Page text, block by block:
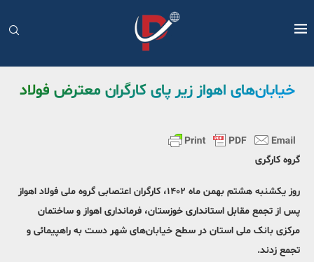
خیابان‌های اهواز زیر پای کارگران معترض فولاد
گروه کارگری
روز یکشنبه هشتم بهمن ماه ۱۴۰۲، کارگران اعتصابی گروه ملی فولاد اهواز
پس از تجمع مقابل استانداری خوزستان، فرمانداری اهواز و ساختمان
مرکزی بانک ملی استان در سطح خیابان‌های شهر دست به راهپیمائی و
تجمع زدند.